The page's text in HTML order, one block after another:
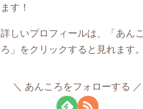
ます！
詳しいプロフィールは、「あんこ
ろ」をクリックすると見れます。
あんころをフォローする